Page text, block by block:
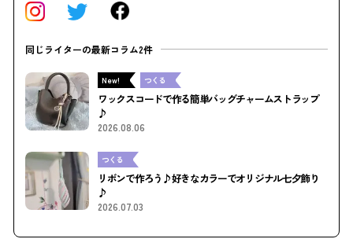
同じライターの最新コラム2件
New! つくる
ワックスコードで作る簡単バッグチャームストラップ
♪
2026.08.06
つくる
リボンで作ろう♪好きなカラーでオリジナル七夕飾り
♪
2026.07.03